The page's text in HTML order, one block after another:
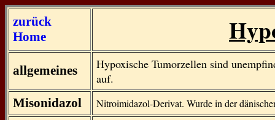
zurück
Home
allgemeines
Hypoxische Tumorzellen sind
auf.
Misonidazol
Nitroimidazol-Derivat. Wurde in der